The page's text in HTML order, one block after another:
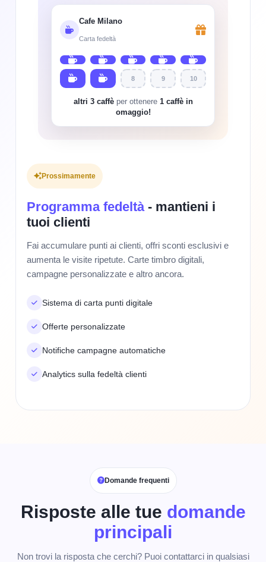
Prossimamente
Programma fedeltà- mantieni i
tuoi clienti
Fai accumulare punti ai clienti, offri sconti esclusivi e
aumenta le visite ripetute. Carte timbro digitali,
campagne personalizzate e altro ancora.
Sistema di carta punti digitale
Offerte personalizzate
Notifiche campagne automatiche
Analytics sulla fedeltà clienti
Cafe Milano
Carta fedeltà
8 9 10
altri 3 caffèper ottenere 1 caffè in
omaggio!
Domande frequenti
Risposte alle tue domande
principali
Non trovi la risposta che cerchi? Puoi contattarci in qualsiasi